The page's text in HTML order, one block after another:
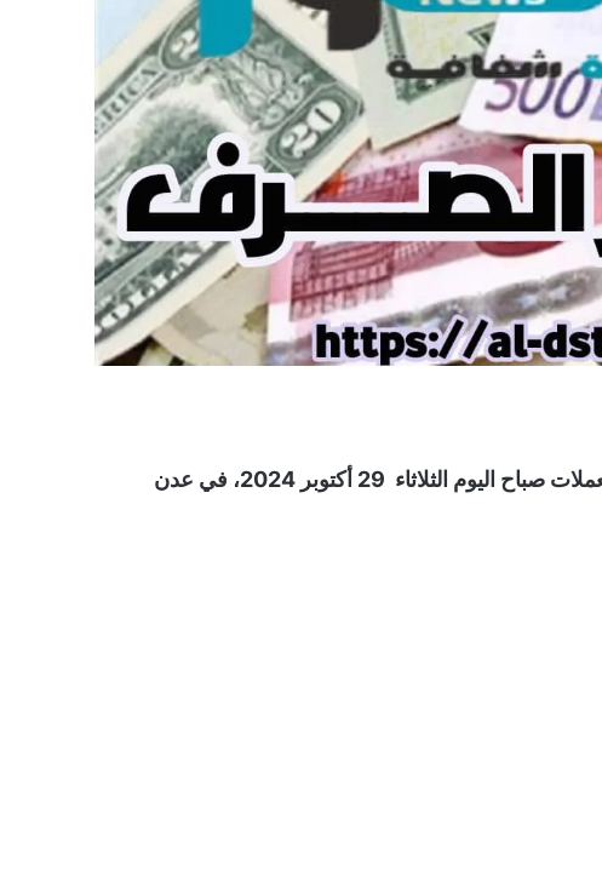
تنشر صحيفة الدستور تحديث جديد لأسعار صرف العملات صباح اليوم الثلاثاء 29 أكتوبر 2024، في عدن